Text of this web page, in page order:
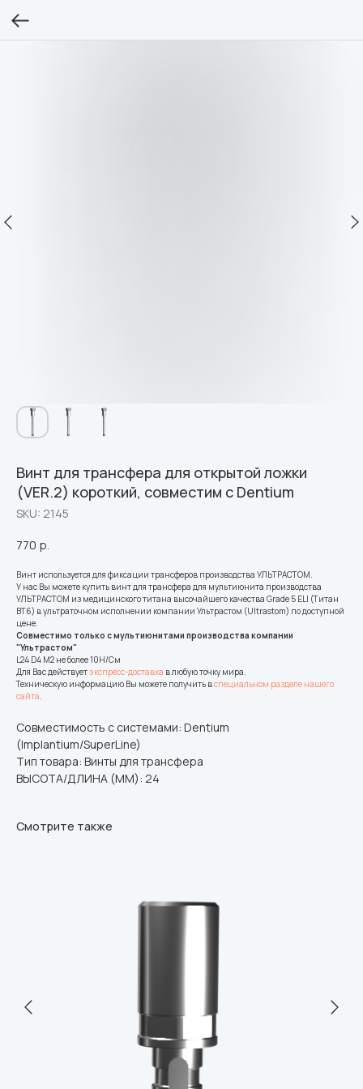
Винт для трансфера для открытой ложки
(VER.2) короткий, совместим с Dentium
SKU: 2145
770 р.
Винт используется для фиксации трансферов производства УЛЬТРАСТОМ.
У нас Вы можете купить винт для трансфера для мультиюнита производства
УЛЬТРАСТОМ из медицинского титана высочайшего качества Grade 5 ELI (Титан
ВТ6) в ультраточном исполнении компании Ультрастом (Ultrastom) по доступной
цене.
Совместимо только с мультиюнитами производства компании
"Ультрастом"
L24 D4 M2 не более 10Н/См
Для Вас действуетэкспресс-доставка в любую точку мира.
Техническую информацию Вы можете получить вспециальном разделе нашего
сайта.
Совместимость с системами: Dentium
(Implantium/SuperLine)
Тип товара: Винты для трансфера
ВЫСОТА/ДЛИНА (ММ): 24
Смотрите также